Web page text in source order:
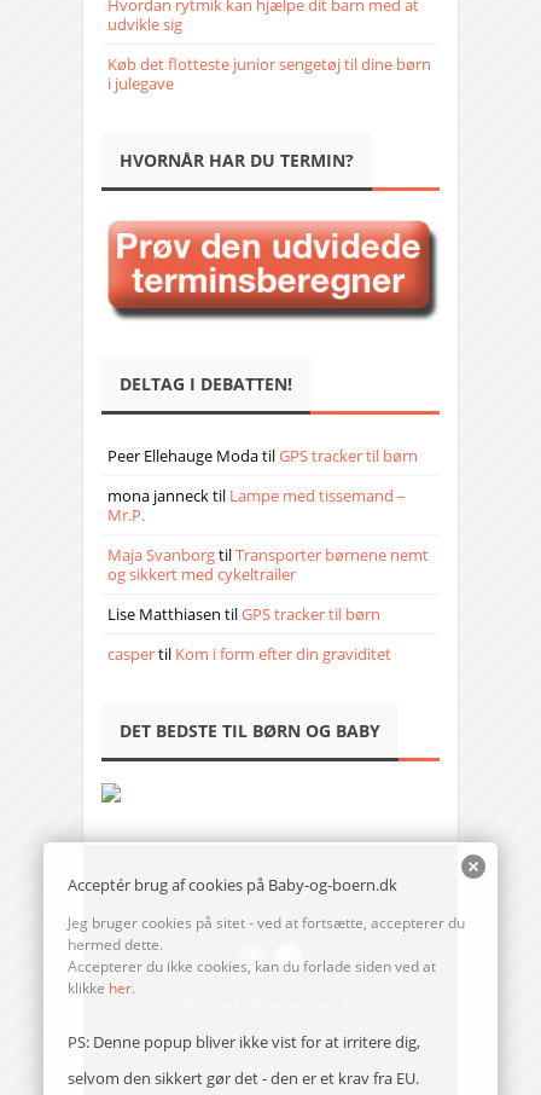
Hvordan rytmik kan hjælpe dit barn med at
udvikle sig
Køb det flotteste junior sengetøj til dine børn
i julegave
HVORNÅR HAR DU TERMIN?
DELTAG I DEBATTEN!
Peer Ellehauge ModatilGPS tracker til børn
mona jannecktil Lampe med tissemand –
Mr.P.
Maja SvanborgtilTransporter børnene nemt
og sikkert med cykeltrailer
Lise Matthiasen tilGPS tracker til børn
caspertil Kom i form efter din graviditet
DET BEDSTE TIL BØRN OG BABY
Send en mail til redaktionen
Acceptér brug af cookies på Baby-og-boern.dk
Jeg bruger cookies på sitet - ved at fortsætte, accepterer du
hermed dette.
Accepterer du ikke cookies, kan du forlade siden ved at
klikke her.
PS: Denne popup bliver ikke vist for at irritere dig,
selvom den sikkert gør det - den er et krav fra EU.